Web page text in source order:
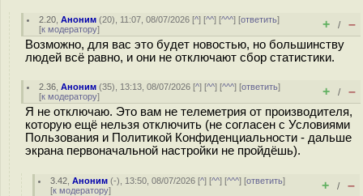
2.20 ,Аноним (20), 11:07, 08/07/2026 [^] [^^] [^^^] [ответить]
[к модератору] + / –
Возможно, для вас это будет новостью, но большинству
людей всё равно, и они не отключают сбор статистики.
2.36 ,Аноним (35), 13:13, 08/07/2026 [^] [^^] [^^^] [ответить]
[к модератору] + / –
Я не отключаю. Это вам не телеметрия от производителя,
которую ещё нельзя отключить (не согласен с Условиями
Пользования и Политикой Конфиденциальности - дальше
экрана первоначальной настройки не пройдёшь).
3.42 ,Аноним (-), 13:50, 08/07/2026 [^] [^^] [^^^] [ответить]
[к модератору] + / –